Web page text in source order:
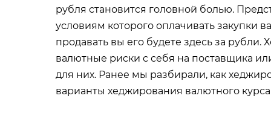
рубля становится головной болью.
условиям которого оплачивать закупки
продавать вы его будете здесь за
валютные риски с себя на поставщика
для них. Ранее мы разбирали, как
варианты хеджирования валютного курса